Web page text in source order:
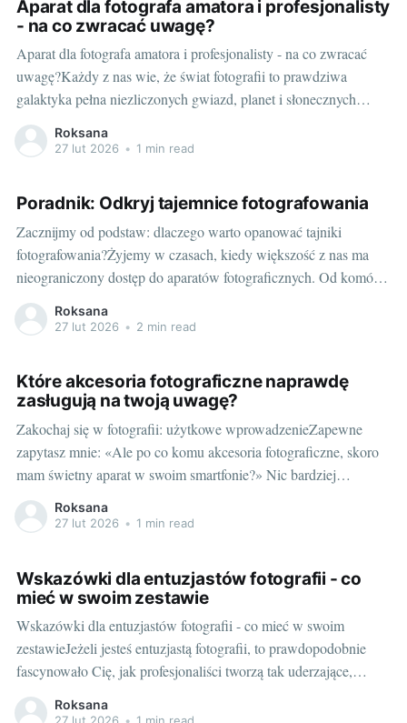
Aparat dla fotografa amatora i profesjonalisty
- na co zwracać uwagę?
Aparat dla fotografa amatora i profesjonalisty - na co zwracać
uwagę?Każdy z nas wie, że świat fotografii to prawdziwa
galaktyka pełna niezliczonych gwiazd, planet i słonecznych
systemów. Czym jest gwiazda, jeśli nie aparat, który
wykorzystujemy? Wszyscy pragniemy sprzętu, który spełni
Roksana
27 lut 2026 • 1 min read
Poradnik: Odkryj tajemnice fotografowania
Zacznijmy od podstaw: dlaczego warto opanować tajniki
fotografowania?Żyjemy w czasach, kiedy większość z nas ma
nieograniczony dostęp do aparatów fotograficznych. Od komórki
w kieszeni, po profesjonalne lustrzanki - każdy ma możliwość
uwieczniania ulotnych momentów. Ale czy aby na pewno
Roksana
27 lut 2026 • 2 min read
Które akcesoria fotograficzne naprawdę
zasługują na twoją uwagę?
Zakochaj się w fotografii: użytkowe wprowadzenieZapewne
zapytasz mnie: «Ale po co komu akcesoria fotograficzne, skoro
mam świetny aparat w swoim smartfonie?» Nic bardziej
mylnego! Nie oszukujmy się, fotografia to nie tylko kwestia
technologii, ale też umiejętności i pasji. A aparaty fotograficzne,
Roksana
27 lut 2026 • 1 min read
Wskazówki dla entuzjastów fotografii - co
mieć w swoim zestawie
Wskazówki dla entuzjastów fotografii - co mieć w swoim
zestawieJeżeli jesteś entuzjastą fotografii, to prawdopodobnie
fascynowało Cię, jak profesjonaliści tworzą tak uderzające,
dynamika obrazy. Masz chęć pójść ich śladem, zdobyć
umiejętności i wyposażenie, które pomoże Ci uwiecznić ważne
Roksana
27 lut 2026 • 1 min read